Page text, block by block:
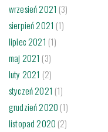
wrzesień 2021 (3)
sierpień 2021 (1)
lipiec 2021 (1)
maj 2021 (3)
luty 2021 (2)
styczeń 2021 (1)
grudzień 2020 (1)
listopad 2020 (2)